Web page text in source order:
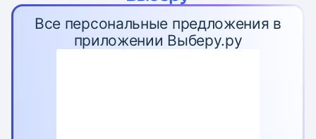
Все персональные предложения в
приложении Выберу.ру